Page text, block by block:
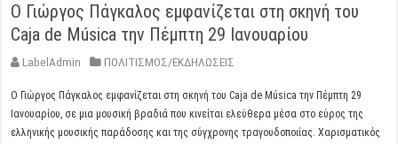
Ο Γιώργος Πάγκαλος εμφανίζεται στη σκηνή του
Caja de Música την Πέμπτη 29 Ιανουαρίου
LabelAdmin ΠΟΛΙΤΙΣΜΟΣ/ΕΚΔΗΛΩΣΕΙΣ
Ο Γιώργος Πάγκαλος εμφανίζεται στη σκηνή του Caja de Música την Πέμπτη 29
Ιανουαρίου, σε μια μουσική βραδιά που κινείται ελεύθερα μέσα στο εύρος της
ελληνικής μουσικής παράδοσης και της σύγχρονης τραγουδοποιίας. Χαρισματικός